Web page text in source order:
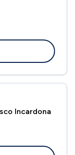
Incardona